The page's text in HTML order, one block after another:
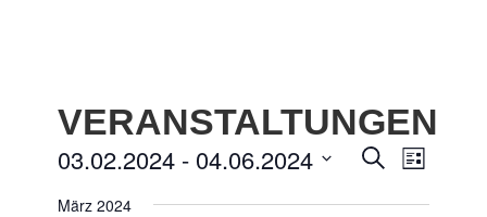
VERANSTALTUNGEN
Suche
Liste
03.02.2024 - 04.06.2024
wählen.
März 2024